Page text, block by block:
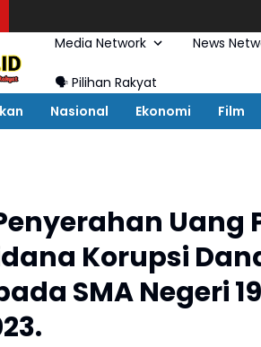
Media Network
News
🗣️ Pilihan Rakyat
Nasional Ekonomi Film
Uang
Korupsi
SMA Negeri